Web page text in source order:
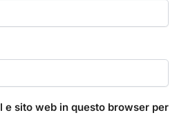
e sito web in questo browser per